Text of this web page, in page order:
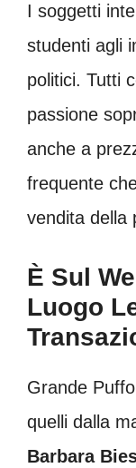
I soggetti
studenti agli
politici. Tutti
passione
anche a
frequente
vendita della
È Sul
Luogo
Grande
quelli dalla
Barbara